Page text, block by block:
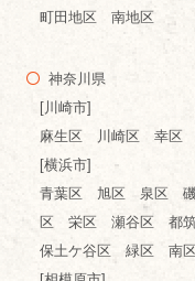
町田地区 南地区
神奈川県
[川崎市]
麻生区 川崎区 幸区
[横浜市]
青葉区 旭区 泉区
区 栄区 瀬谷区 都
保土ケ谷区 緑区 南